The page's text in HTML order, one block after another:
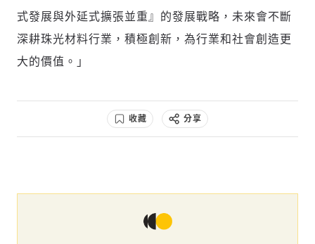
式發展與外延式擴張並重』 的發展戰略，未來會不斷
深耕珠光材料行業，積極創新，為行業和社會創造更
大的價值。 」
收藏 分享